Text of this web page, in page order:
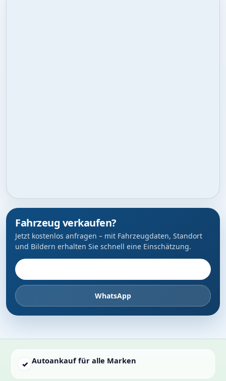
Fahrzeug verkaufen?
Jetzt kostenlos anfragen – mit Fahrzeugdaten, Standort
und Bildern erhalten Sie schnell eine Einschätzung.
WhatsApp
✓ Autoankauf für alle Marken